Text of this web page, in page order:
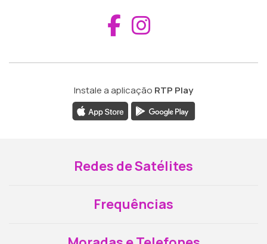
Aceder ao
Instale a aplicação RTP Play
Redes de Satélites
Frequências